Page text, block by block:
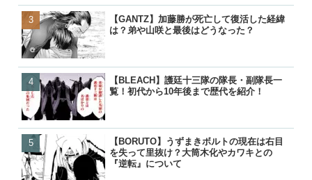
【GANTZ】加藤勝が死亡して復活した経緯
は？弟や山咲と最後はどうなった？
【BLEACH】護廷十三隊の隊長・副隊長一
覧！初代から10年後まで歴代を紹介！
【BORUTO】うずまきボルトの現在は右目
を失って里抜け？大筒木化やカワキとの
『逆転』について
【GANTZ】加藤勝が死亡し
は？弟や山咲と最後はどう
【BLEACH】零番隊は死亡
後が小説で判明！
【BLEACH】護廷十三隊の
覧！初代から10年後まで歴
【GANTZ】加藤勝が死亡し
は？弟や山咲と最後はどう
【BORUTO】九喇嘛（クラ
粒子モードとナルトとの別
【BLEACH】零番隊は死亡
後が小説で判明！
【名探偵コナン】コナンの
る人物一覧！いつ知ったの
【BORUTO】九喇嘛（クラ
粒子モードとナルトとの別
【呪術廻戦】五条悟が復活
経緯と宿儺との決戦はいつ